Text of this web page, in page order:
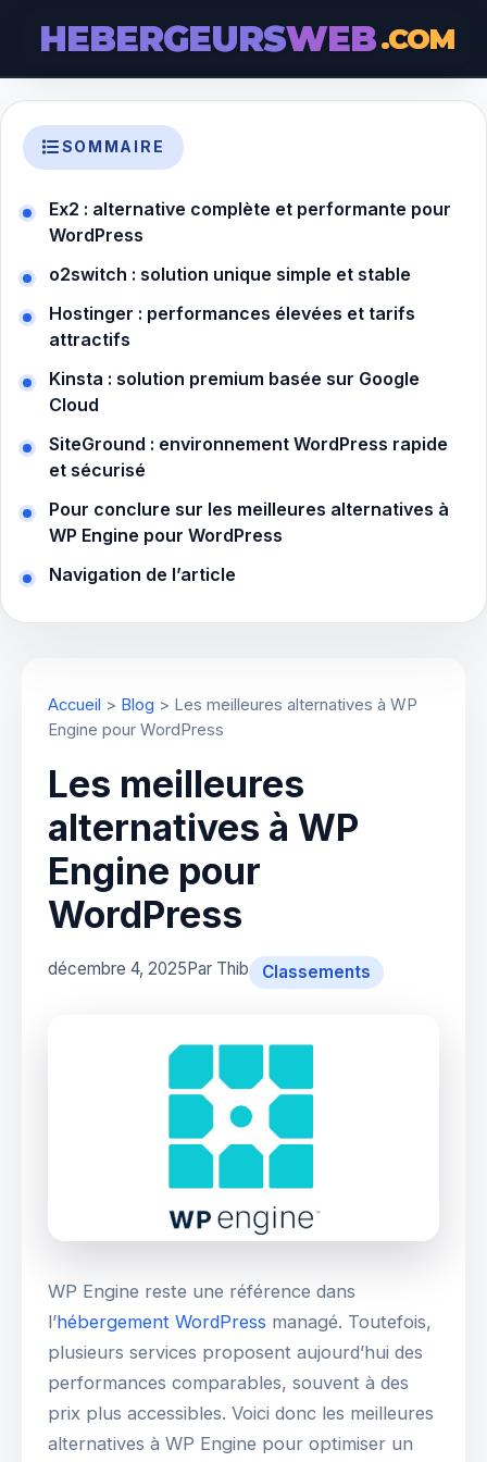
HEBERGEURSWEB.COM
SOMMAIRE
Ex2 : alternative complète et performante pour
WordPress
o2switch : solution unique simple et stable
Hostinger : performances élevées et tarifs
attractifs
Kinsta : solution premium basée sur Google
Cloud
SiteGround : environnement WordPress rapide
et sécurisé
Pour conclure sur les meilleures alternatives à
WP Engine pour WordPress
Navigation de l’article
Accueil > Blog > Les meilleures alternatives à WP
Engine pour WordPress
Les meilleures
alternatives à WP
Engine pour
WordPress
décembre 4, 2025Par Thib Classements
WP Engine reste une référence dans
l’hébergement WordPress managé. Toutefois,
plusieurs services proposent aujourd’hui des
performances comparables, souvent à des
prix plus accessibles. Voici donc les meilleures
alternatives à WP Engine pour optimiser un